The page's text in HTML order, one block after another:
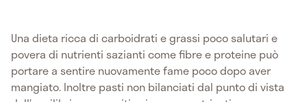
Una dieta ricca di carboidrati e grassi poco salutari e
povera di nutrienti sazianti come fibre e proteine può
portare a sentire nuovamente fame poco dopo aver
mangiato. Inoltre pasti non bilanciati dal punto di vista